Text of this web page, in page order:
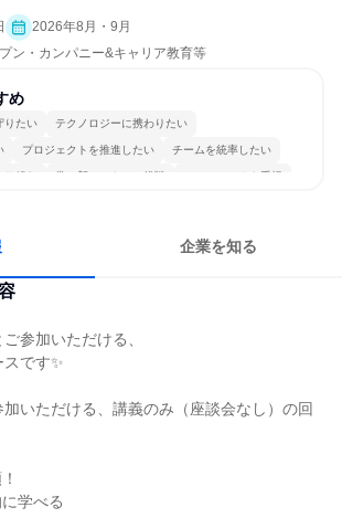
2026年8月・9月
ン・カンパニー&キャリア教育等
め
りたい テクノロジーに携わりたい
プロジェクトを推進したい チームを統率したい
組む 常に新しいものに挑戦 チームワークを重視
企業を知る
参加いただける、
です✨
いただける、講義のみ（座談会なし）の回
学べる